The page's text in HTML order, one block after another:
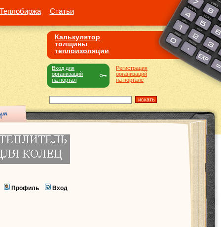
Статьи
Калькулятор
толщины
теплоизоляции
Регистрация
организаций
на портале
Вход для
организаций
на портал
Профиль Вход